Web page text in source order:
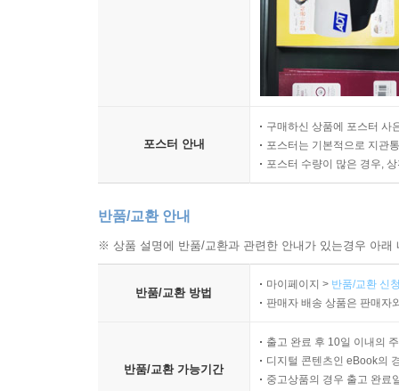
포스터 안내
구매하신 상품에 포스터 사
포스터는 기본적으로 지관
포스터 수량이 많은 경우,
반품/교환 안내
※ 상품 설명에 반품/교환과 관련한 안내가 있는경우 아
반품/교환 방법
마이페이지 > 반품/교환 신
판매자 배송 상품은 판매자
반품/교환 가능기간
출고 완료 후 10일 이내의
디지털 콘텐츠인 eBook의
중고상품의 경우 출고 완료